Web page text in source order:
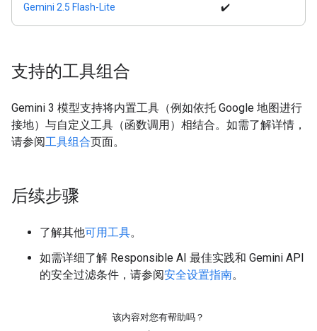
Gemini 2.5 Flash-Lite ✔️
支持的工具组合
Gemini 3 模型支持将内置工具（例如依托 Google 地图进行
接地）与自定义工具（函数调用）相结合。如需了解详情，
请参阅工具组合页面。
后续步骤
了解其他可用工具。
如需详细了解 Responsible AI 最佳实践和 Gemini API
的安全过滤条件，请参阅安全设置指南。
该内容对您有帮助吗？